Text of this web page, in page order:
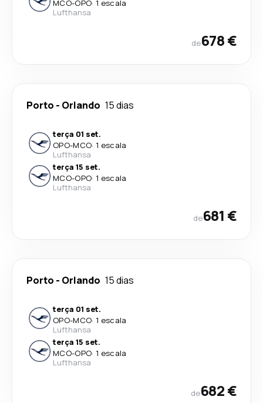
MCO-OPO· 1 escala
Lufthansa
de678 €
Porto - Orlando 15 dias
terça 01 set.
OPO-MCO· 1 escala
Lufthansa
terça 15 set.
MCO-OPO· 1 escala
Lufthansa
de681 €
Porto - Orlando 15 dias
terça 01 set.
OPO-MCO· 1 escala
Lufthansa
terça 15 set.
MCO-OPO· 1 escala
Lufthansa
de682 €